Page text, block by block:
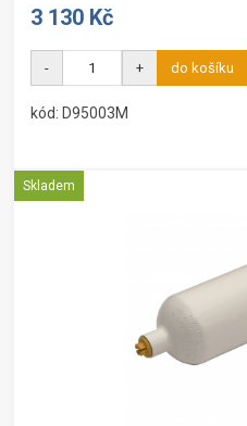
3 130 Kč
- + do košíku
kód: D95003M
Skladem